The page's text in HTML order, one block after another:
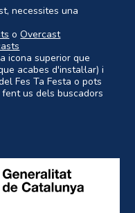
necessites una
oOvercast
icona superior que
acabes d'instal·lar) i
Fes Ta Festa o pots
us dels buscadors